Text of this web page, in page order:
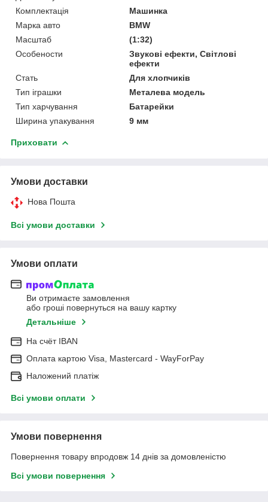
Комплектація
Машинка
Марка авто
BMW
Масштаб
(1:32)
Особености
Звукові ефекти, Світлові
ефекти
Стать
Для хлопчиків
Тип іграшки
Металева модель
Тип харчування
Батарейки
Ширина упакування
9 мм
Приховати
Умови доставки
Нова Пошта
Всі умови доставки
Умови оплати
Ви отримаєте замовлення
або гроші повернуться на вашу картку
Детальніше
На cчёт IBAN
Оплата картою Visa, Mastercard - WayForPay
Наложений платіж
Всі умови оплати
Умови повернення
Повернення товару впродовж 14 днів за домовленістю
Всі умови повернення